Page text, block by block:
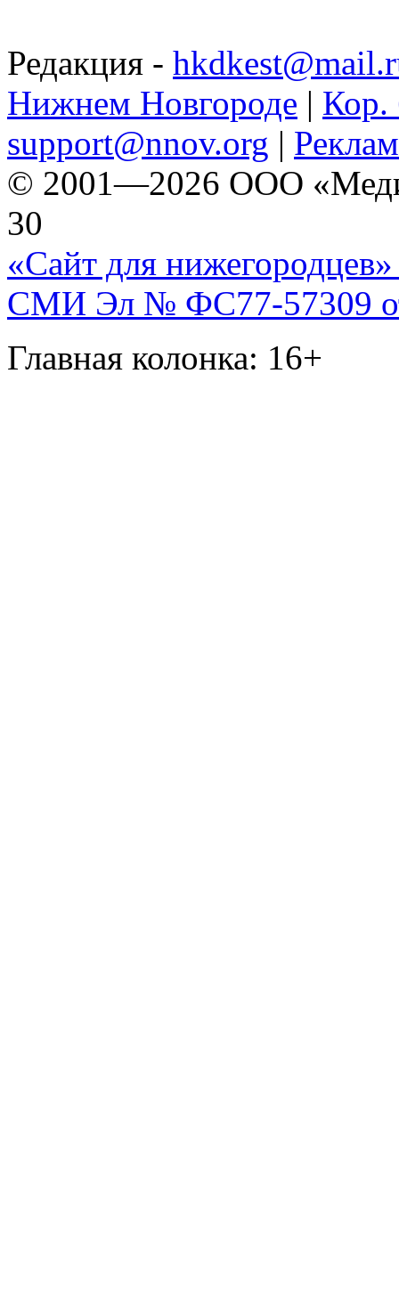
Редакция -
Нижнем Новгороде | Кор.
support@nnov.org |
© 2001—2026 ООО
30
«Сайт для нижегородцев»
СМИ Эл № ФС77-57309
Главная колонка: 16+